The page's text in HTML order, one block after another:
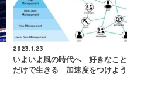
2023.1.23
いよいよ風の時代へ 好きなこと
だけで生きる 加速度をつけよう